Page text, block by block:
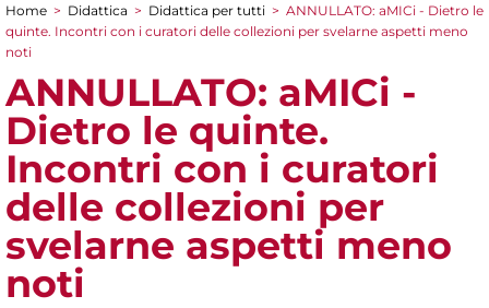
Tu sei qui
Home > Didattica > Didattica per tutti > ANNULLATO: aMICi - Dietro le
quinte. Incontri con i curatori delle collezioni per svelarne aspetti meno
noti
ANNULLATO: aMICi -
Dietro le quinte.
Incontri con i curatori
delle collezioni per
svelarne aspetti meno
noti